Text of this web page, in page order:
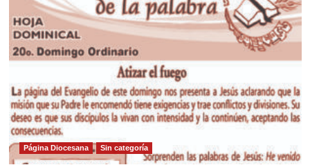
Página Diocesana Sin categoría